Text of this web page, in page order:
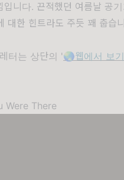
입니다. 끈적했던 여름날 공
대한 힌트라도 주듯 꽤 춥습
터는 상단의 '🌏웹에서 보기
Were There